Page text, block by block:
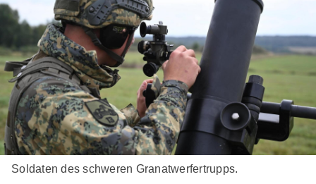
Soldaten des schweren Granatwerfertrupps.